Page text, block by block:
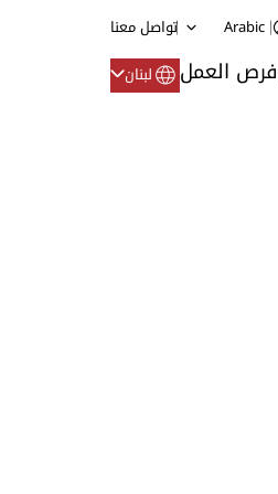
Arabic تواصل معنا
فرص العمل لبنان